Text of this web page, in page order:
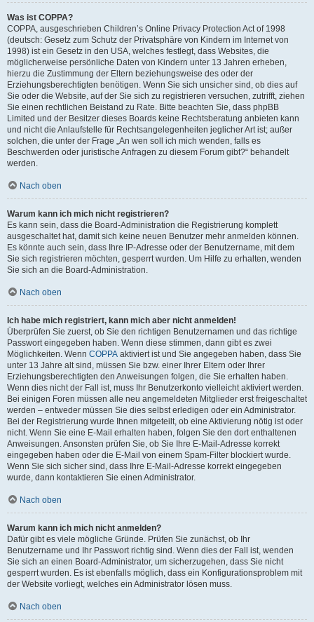
Was ist COPPA?
COPPA, ausgeschrieben Children’s Online Privacy Protection Act of 1998
(deutsch: Gesetz zum Schutz der Privatsphäre von Kindern im Internet von
1998) ist ein Gesetz in den USA, welches festlegt, dass Websites, die
möglicherweise persönliche Daten von Kindern unter 13 Jahren erheben,
hierzu die Zustimmung der Eltern beziehungsweise des oder der
Erziehungsberechtigten benötigen. Wenn Sie sich unsicher sind, ob dies auf
Sie oder die Website, auf der Sie sich zu registrieren versuchen, zutrifft, ziehen
Sie einen rechtlichen Beistand zu Rate. Bitte beachten Sie, dass phpBB
Limited und der Besitzer dieses Boards keine Rechtsberatung anbieten kann
und nicht die Anlaufstelle für Rechtsangelegenheiten jeglicher Art ist; außer
solchen, die unter der Frage „An wen soll ich mich wenden, falls es
Beschwerden oder juristische Anfragen zu diesem Forum gibt?“ behandelt
werden.
Nach oben
Warum kann ich mich nicht registrieren?
Es kann sein, dass die Board-Administration die Registrierung komplett
ausgeschaltet hat, damit sich keine neuen Benutzer mehr anmelden können.
Es könnte auch sein, dass Ihre IP-Adresse oder der Benutzername, mit dem
Sie sich registrieren möchten, gesperrt wurden. Um Hilfe zu erhalten, wenden
Sie sich an die Board-Administration.
Nach oben
Ich habe mich registriert, kann mich aber nicht anmelden!
Überprüfen Sie zuerst, ob Sie den richtigen Benutzernamen und das richtige
Passwort eingegeben haben. Wenn diese stimmen, dann gibt es zwei
Möglichkeiten. Wenn COPPA aktiviert ist und Sie angegeben haben, dass Sie
unter 13 Jahre alt sind, müssen Sie bzw. einer Ihrer Eltern oder Ihrer
Erziehungsberechtigten den Anweisungen folgen, die Sie erhalten haben.
Wenn dies nicht der Fall ist, muss Ihr Benutzerkonto vielleicht aktiviert werden.
Bei einigen Foren müssen alle neu angemeldeten Mitglieder erst freigeschaltet
werden – entweder müssen Sie dies selbst erledigen oder ein Administrator.
Bei der Registrierung wurde Ihnen mitgeteilt, ob eine Aktivierung nötig ist oder
nicht. Wenn Sie eine E-Mail erhalten haben, folgen Sie den dort enthaltenen
Anweisungen. Ansonsten prüfen Sie, ob Sie Ihre E-Mail-Adresse korrekt
eingegeben haben oder die E-Mail von einem Spam-Filter blockiert wurde.
Wenn Sie sich sicher sind, dass Ihre E-Mail-Adresse korrekt eingegeben
wurde, dann kontaktieren Sie einen Administrator.
Nach oben
Warum kann ich mich nicht anmelden?
Dafür gibt es viele mögliche Gründe. Prüfen Sie zunächst, ob Ihr
Benutzername und Ihr Passwort richtig sind. Wenn dies der Fall ist, wenden
Sie sich an einen Board-Administrator, um sicherzugehen, dass Sie nicht
gesperrt wurden. Es ist ebenfalls möglich, dass ein Konfigurationsproblem mit
der Website vorliegt, welches ein Administrator lösen muss.
Nach oben